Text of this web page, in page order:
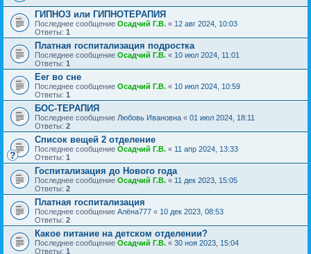
ГИПНОЗ или ГИПНОТЕРАПИЯ
Последнее сообщение Осадчий Г.В. « 12 авг 2024, 10:03
Ответы: 1
Платная госпитализация подростка
Последнее сообщение Осадчий Г.В. « 10 июл 2024, 11:01
Ответы: 1
Еег во сне
Последнее сообщение Осадчий Г.В. « 10 июл 2024, 10:59
Ответы: 1
БОС-ТЕРАПИЯ
Последнее сообщение Любовь Ивановна « 01 июл 2024, 18:11
Ответы: 2
Список вещей 2 отделение
Последнее сообщение Осадчий Г.В. « 11 апр 2024, 13:33
Ответы: 1
Госпитализация до Нового года
Последнее сообщение Осадчий Г.В. « 11 дек 2023, 15:05
Ответы: 2
Платная госпитализация
Последнее сообщение Алёна777 « 10 дек 2023, 08:53
Ответы: 2
Какое питание на детском отделении?
Последнее сообщение Осадчий Г.В. « 30 ноя 2023, 15:04
Ответы: 1